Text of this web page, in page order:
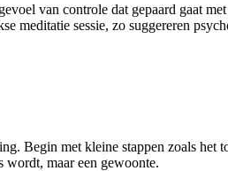
van controle dat gepaard gaat
meditatie sessie, zo suggereren
Begin met kleine stappen zoals
wordt, maar een gewoonte.